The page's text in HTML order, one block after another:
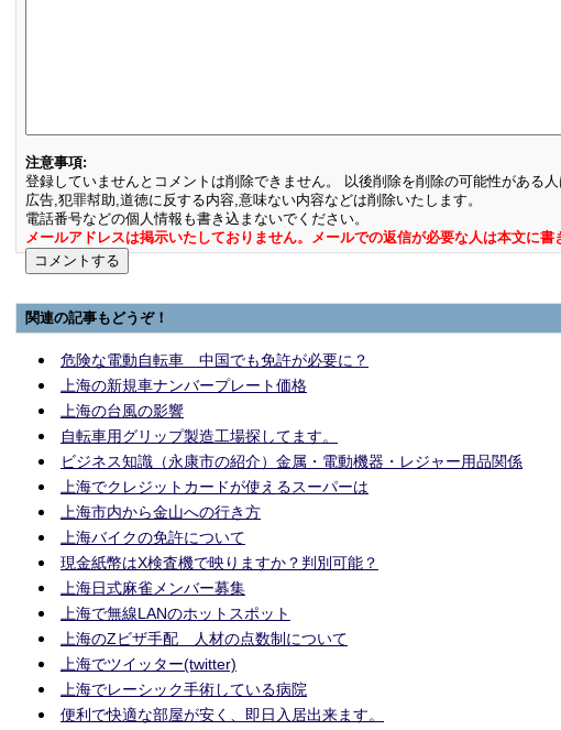
注意事項:
登録していませんとコメントは削除できません。 以後削除を削除の可能性がある人
広告,犯罪幇助,道徳に反する内容,意味ない内容などは削除いたします。
電話番号などの個人情報も書き込まないでください。
メールアドレスは掲示いたしておりません。メールでの返信が必要な人は本文に書
関連の記事もどうぞ！
危険な電動自転車 中国でも免許が必要に？
上海の新規車ナンバープレート価格
上海の台風の影響
自転車用グリップ製造工場探してます。
ビジネス知識（永康市の紹介）金属・電動機器・レジャー用品関係
上海でクレジットカードが使えるスーパーは
上海市内から金山への行き方
上海バイクの免許について
現金紙幣はX検査機で映りますか？判別可能？
上海日式麻雀メンバー募集
上海で無線LANのホットスポット
上海のZビザ手配 人材の点数制について
上海でツイッター(twitter)
上海でレーシック手術している病院
便利で快適な部屋が安く、即日入居出来ます。